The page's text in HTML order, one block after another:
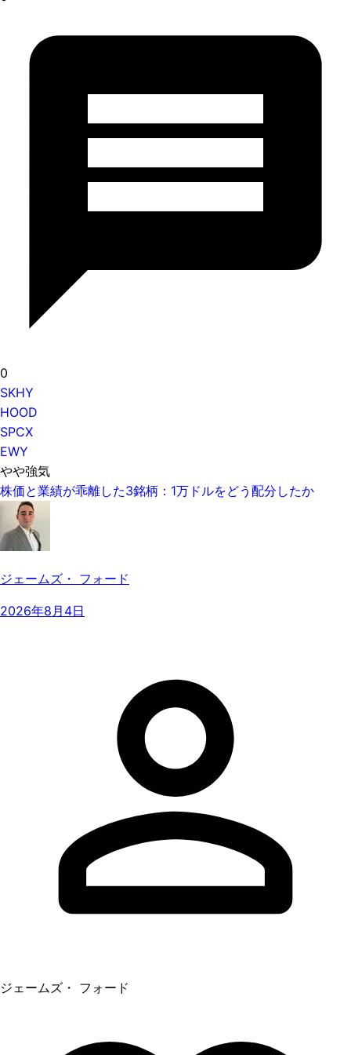
0
SKHY
HOOD
SPCX
EWY
やや強気
株価と業績が乖離した3銘柄：1万ドルをどう配分したか
ジェームズ・ フォード
2026年8月4日
ジェームズ・ フォード